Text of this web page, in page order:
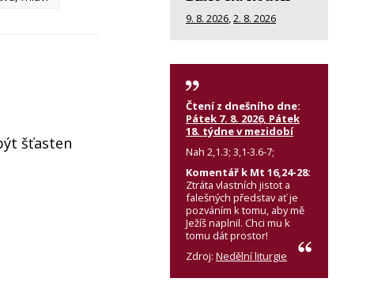
šťasten
9. 8. 2026 2. 8. 2026
Čtení z dnešního dne:
Pátek 7. 8. 2026, Pátek
18. týdne v mezidobí
Nah 2,1.3; 3,1-3.6-7;
Komentář k Mt 16,24-28:
Ztráta vlastních jistot a
falešných představ ať je
pozváním k tomu, aby mě
Ježíš naplnil. Chci mu k
tomu dát prostor!
Zdroj: Nedělní liturgie